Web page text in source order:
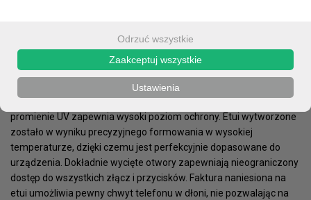
PARAMETRY
Nillkin Frosted Shield to najbardziej rozpoznawalna kolekcja etui
od Nillkin. Jednoczęściowa konstrukcja wykonana z wytrzymałego
polikarbonu i wykończona malowaniem farbą odporną na
promienie UV zapewnia wysoki poziom ochrony. Etui wytworzone
zostało w wyniku precyzyjnego formowania w wysokiej
temperaturze, dzięki czemu jest perfekcyjnie dopasowane do
urządzenia. Dokładnie wycięte otwory zapewniają nieograniczony
dostęp do wszystkich złącz i przycisków. Faktura naniesiona na
etui umożliwia pewny chwyt telefonu w dłoni, nie pozwalając na
Odrzuć wszystkie
Zaakceptuj wszystkie
Ustawienia